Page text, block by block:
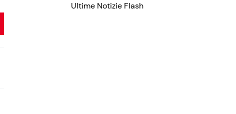
Ultime Notizie Flash